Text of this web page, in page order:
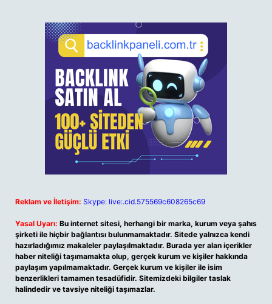
Reklam ve İletişim: Skype: live:.cid.575569c608265c69
Yasal Uyarı: Bu internet sitesi, herhangi bir marka, kurum veya şahıs
şirketi ile hiçbir bağlantısı bulunmamaktadır. Sitede yalnızca kendi
hazırladığımız makaleler paylaşılmaktadır. Burada yer alan içerikler
haber niteliği taşımamakta olup, gerçek kurum ve kişiler hakkında
paylaşım yapılmamaktadır. Gerçek kurum ve kişiler ile isim
benzerlikleri tamamen tesadüfidir. Sitemizdeki bilgiler taslak
halindedir ve tavsiye niteliği taşımazlar.